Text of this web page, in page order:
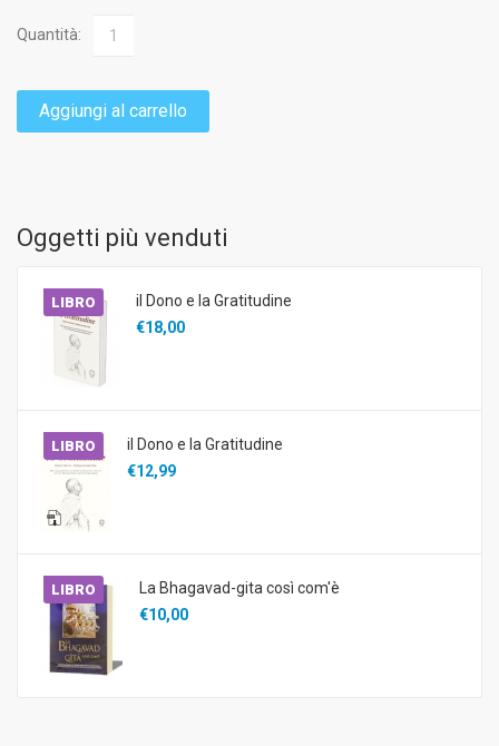
Quantità:
Aggiungi al carrello
Oggetti più venduti
LIBRO
il Dono e la Gratitudine
€18,00
LIBRO
il Dono e la Gratitudine
€12,99
LIBRO
La Bhagavad-gita così com'è
€10,00